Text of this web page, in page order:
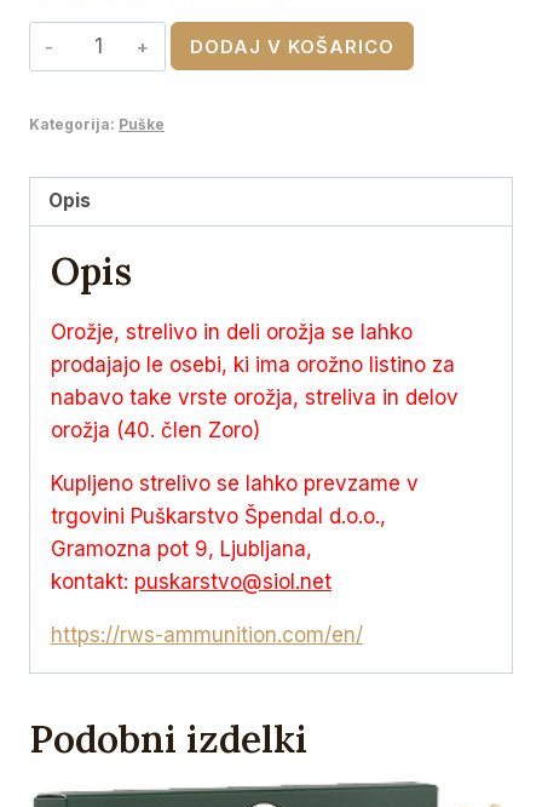
RWS
308
Target
Plus
Scorion
12,3g
količina
DODAJ V KOŠARICO
Kategorija: Puške
Opis
Opis
Orožje, strelivo in deli orožja se lahko
prodajajo le osebi, ki ima orožno listino za
nabavo take vrste orožja, streliva in delov
orožja (40. člen Zoro)
Kupljeno strelivo se lahko prevzame v
trgovini Puškarstvo Špendal d.o.o.,
Gramozna pot 9, Ljubljana,
kontakt: puskarstvo@siol.net
https://rws-ammunition.com/en/
Podobni izdelki